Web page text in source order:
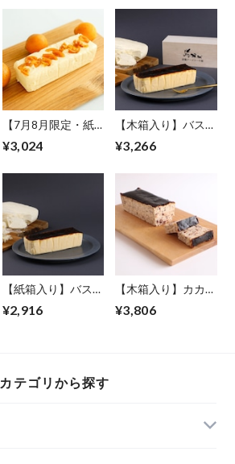
【7月8月限定・紙
ンのクリームチーズ
¥3,024
【木箱入り】バスク
ーン フルサイズ
¥3,266
【紙箱入り】バスク
ーン フルサイズ
¥2,916
【木箱入り】カカオ
フルサイズ
¥3,806
カテゴリから探す